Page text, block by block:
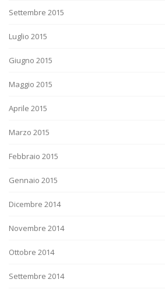
Settembre 2015
Luglio 2015
Giugno 2015
Maggio 2015
Aprile 2015
Marzo 2015
Febbraio 2015
Gennaio 2015
Dicembre 2014
Novembre 2014
Ottobre 2014
Settembre 2014